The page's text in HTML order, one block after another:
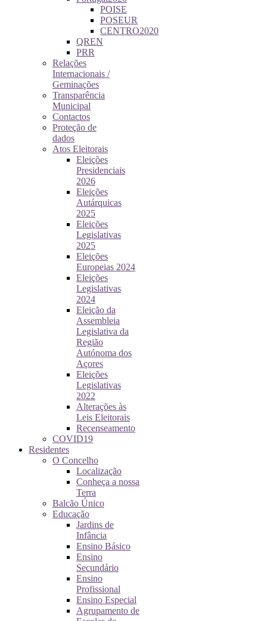
POISE
POSEUR
CENTRO2020
QREN
PRR
Relações
Internacionais /
Geminações
Transparência
Municipal
Contactos
Proteção de
dados
Atos Eleitorais
Eleições
Presidenciais
2026
Eleições
Autárquicas
2025
Eleições
Legislativas
2025
Eleições
Europeias 2024
Eleições
Legislativas
2024
Eleição da
Assembleia
Legislativa da
Região
Autónoma dos
Açores
Eleições
Legislativas
2022
Alterações às
Leis Eleitorais
Recenseamento
COVID19
Residentes
O Concelho
Localização
Conheça a nossa
Terra
Balcão Único
Educação
Jardins de
Infância
Ensino Básico
Ensino
Secundário
Ensino
Profissional
Ensino Especial
Agrupamento de